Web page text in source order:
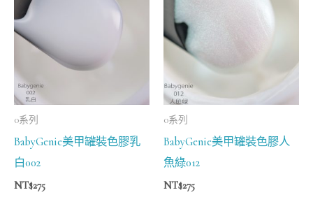
0系列
BabyGenie美甲罐裝色膠乳
白002
NT$275
0系列
BabyGenie美甲罐裝色膠人
魚綠012
NT$275